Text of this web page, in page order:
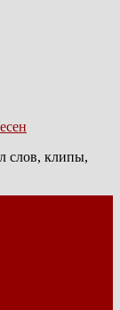
слов, клипы,